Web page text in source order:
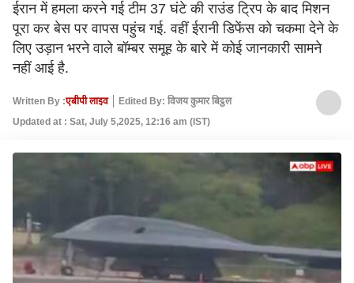
ईरान में हमला करने गई टीम 37 घंटे की राउंड ट्रिप के बाद मिशन
पूरा कर बेस पर वापस पहुंच गई. वहीं ईरानी डिफेंस को चकमा देने के
लिए उड़ान भरने वाले बॉम्बर समूह के बारे में कोई जानकारी सामने
नहीं आई है.
Written By :एबीपी लाइव
Edited By: विजय कुमार बिट्ठल
Updated at : Sat, July 5,2025, 12:16 am (IST)